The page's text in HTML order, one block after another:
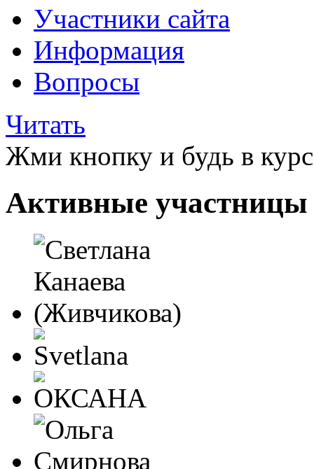
Участники сайта
Информация
Вопросы
Читать
Жми кнопку и будь в
Активные участницы